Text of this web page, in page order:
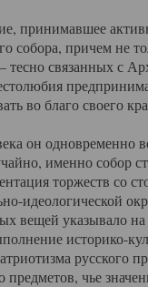
принимавшее
собора, причем не
тесно связанных с
во благо своего
он одновременно
именно собор
торжеств со
идеологической
вещей указывало
историко-
русского
чье